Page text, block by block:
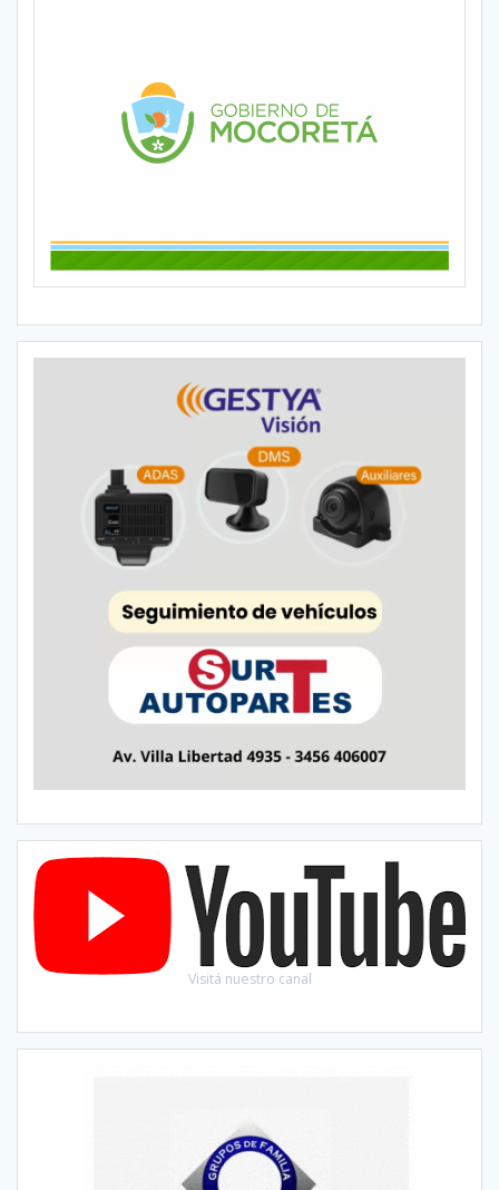
Visitá nuestro canal